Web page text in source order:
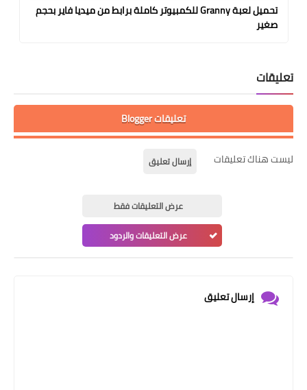
تحميل لعبة Granny للكمبيوتر كاملة برابط من ميديا فاير بحجم
صغير
تعليقات
تعليقات Blogger
ليست هناك تعليقات إرسال تعليق
عرض التعليقات فقط
عرض التعليقات والردود
إرسال تعليق